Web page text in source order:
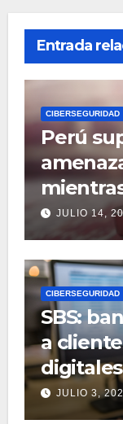
Entrada
CIBERSEGURIDAD
Perú
JULIO 14,
CIBERSEGURIDAD
SBS:
a
digitales
JULIO 3,